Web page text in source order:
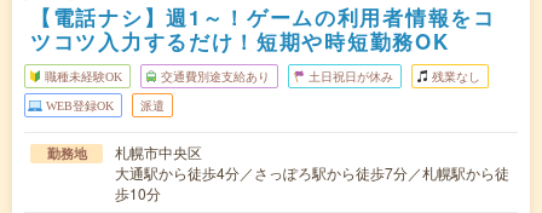
【電話ナシ】週1～！ゲームの利用者情報をコ
ツコツ入力するだけ！短期や時短勤務OK
職種未経験OK 交通費別途支給あり 土日祝日が休み 残業なし
WEB登録OK 派遣
勤務地
札幌市中央区
大通駅から徒歩4分／さっぽろ駅から徒歩7分／札幌駅から徒
歩10分